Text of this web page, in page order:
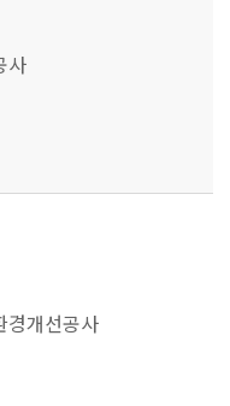
사
경개선공사